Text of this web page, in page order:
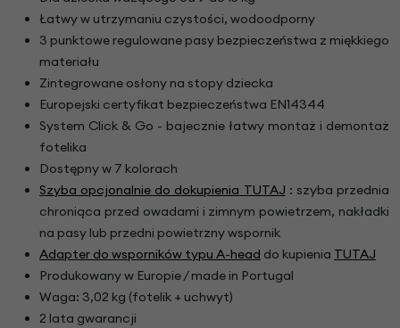
Łatwy w utrzymaniu czystości, wodoodporny
3 punktowe regulowane pasy bezpieczeństwa z miękkiego
materiału
Zintegrowane osłony na stopy dziecka
Europejski certyfikat bezpieczeństwa EN14344
System Click & Go - bajecznie łatwy montaż i demontaż
fotelika
Dostępny w 7 kolorach
Szyba opcjonalnie do dokupienia TUTAJ : szyba przednia
chroniąca przed owadami i zimnym powietrzem, nakładki
na pasy lub przedni powietrzny wspornik
Adapter do wsporników typu A-head do kupienia TUTAJ
Produkowany w Europie / made in Portugal
Waga: 3,02 kg (fotelik + uchwyt)
2 lata gwarancji